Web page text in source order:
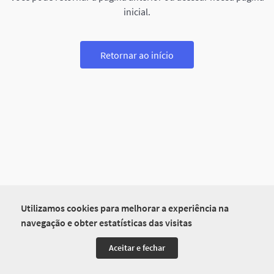
Utilizamos cookies para melhorar a experiência na
navegação e obter estatísticas das visitas
Aceitar e fechar
inicial.
Retornar ao início